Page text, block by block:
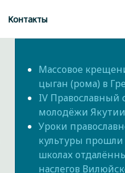
Контакты
Массовое
цыган (рома) в
IV Православный
молодёжи Якутии
Уроки
культуры прошли
школах
наслегов